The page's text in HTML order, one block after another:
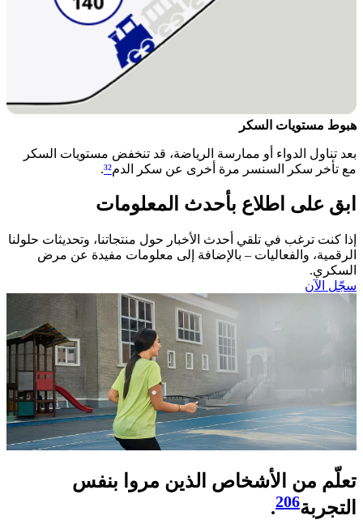
هبوط مستويات السكر​​
بعد تناول الدواء أو ممارسة الرياضة، قد تنخفض مستويات السكر
مع تأخر سكر السنسر مرة أخرى عن سكر الدم³²
. ​
ابق على اطلاع بأحدث المعلومات
إذا كنت ترغب في تلقي أحدث الأخبار حول منتجاتنا، وتحديثات حلولنا
الرقمية، والفعاليات – بالإضافة إلى معلومات مفيدة عن مرض
السكري.​
سجّل الآن​
تعلّم من الأشخاص الذين مروا بنفس
التجربة206
.